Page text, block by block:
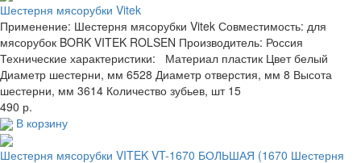
Шестерня мясорубки Vitek
Применение: Шестерня мясорубки Vitek Совместимость: для
мясорубок BORK VITEK ROLSEN Производитель: Россия
Технические характеристики: Материал пластик Цвет белый
Диаметр шестерни, мм 6528 Диаметр отверстия, мм 8 Высота
шестерни, мм 3614 Количество зубьев, шт 15
490 р.
В корзину
Шестерня мясорубки VITEK VT-1670 БОЛЬШАЯ (1670 Шестерня